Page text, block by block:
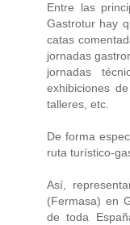
Entre las
Gastrotur hay
catas
jornadas
jornadas
exhibiciones
talleres, etc.
De forma
ruta turístico-
Así,
(Fermasa) en
de toda